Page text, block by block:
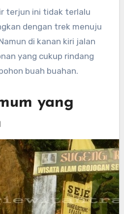
terjun ini tidak terlalu
dengan trek menuju
di kanan kiri jalan
yang cukup rindang
buah buahan.
yang